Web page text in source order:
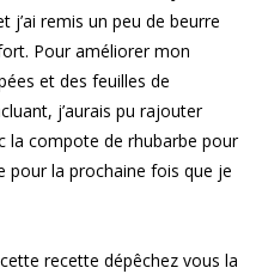
j’ai remis un peu de beurre
Pour améliorer mon
et des feuilles de
j’aurais pu rajouter
la compote de rhubarbe pour
pour la prochaine fois que je
recette dépêchez vous la